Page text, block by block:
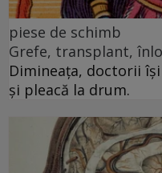
piese de schimb
Grefe, transplant,
Dimineața, doctorii
și pleacă la drum.